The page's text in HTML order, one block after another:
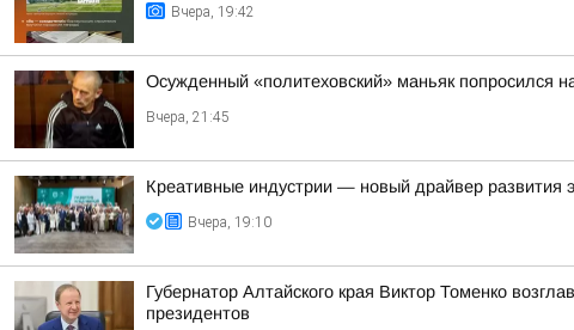
Вчера, 19:42
Осужденный «политеховский» маньяк попросился
Вчера, 21:45
Креативные индустрии — новый драйвер
Вчера, 19:10
Губернатор Алтайского края Виктор Томенко
президентов